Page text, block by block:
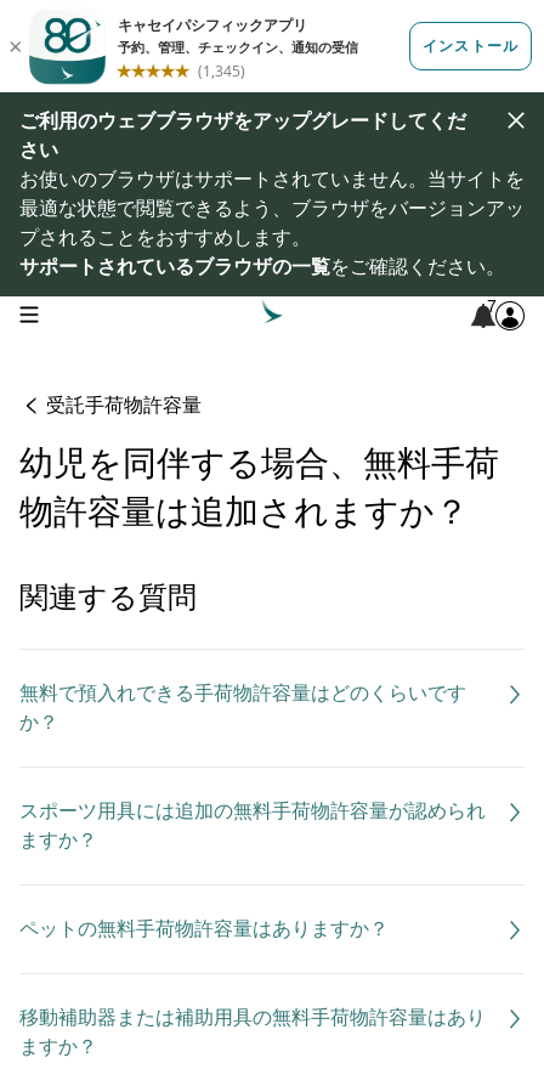
ご利用のウェブブラウザをアップグレードしてくだ
さい
お使いのブラウザはサポートされていません。当サイトを
最適な状態で閲覧できるよう、ブラウザをバージョンアッ
プされることをおすすめします。
サポートされているブラウザの一覧をご確認ください。
open navigation menu 7
受託手荷物許容量
幼児を同伴する場合、無料手荷
物許容量は追加されますか？
関連する質問
無料で預入れできる手荷物許容量はどのくらいです
か？
スポーツ用具には追加の無料手荷物許容量が認められ
ますか？
ペットの無料手荷物許容量はありますか？
移動補助器または補助用具の無料手荷物許容量はあり
ますか？